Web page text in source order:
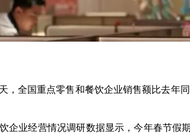
，全国重点零售和餐饮企业销售额比去年
企业经营情况调研数据显示，今年春节假